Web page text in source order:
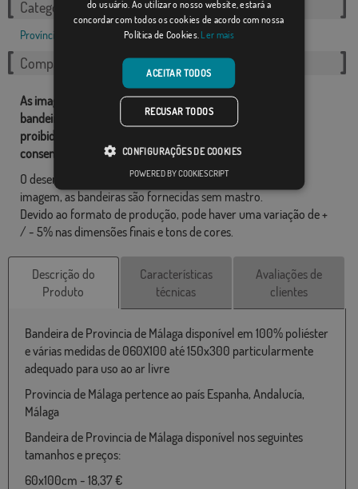
Categorias relacionadas:
Províncias
Compartilhe esta bandeira
As imagens e outros recursos relacionados com as nossas
bandeiras são de propriedade de Comprarbandeiras.pt e é
proibido a sua reprodução, utilização e modificação sem o
consentimento expresso da empresa.
O desenho final pode diferir ligeiramente do mostrado na
imagem, as bandeiras são fornecidas sem mastro.
Devido ao formato de produção, pode haver uma variação de +
/ - 5% nas dimensões finais e tons de cores.
Descrição do
Produto
Características
técnicas
Avaliações de
clientes
Bandeira de Provincia de Málaga disponível em 100% poliéster
e várias medidas de 060X100 até 150x300 particularmente
adequado para uso ao ar livre
Provincia de Málaga pertence ao país Espanha, Andalucía,
Málaga
Bandeira de Provincia de Málaga disponível nos seguintes
tamanhos e preços:
60x100cm - 18,37 €
do usuário. Ao utilizar o nosso website, estará a
concordar com todos os cookies de acordo com nossa
Política de Cookies. Ler mais
ACEITAR TODOS
RECUSAR TODOS
CONFIGURAÇÕES DE COOKIES
POWERED BY COOKIESCRIPT